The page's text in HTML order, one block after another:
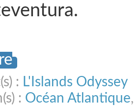
: L'Islands Odyssey
: Océan Atlantique,